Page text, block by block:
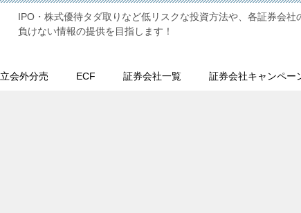
IPO・株式優待タダ取りなど低リスクな投資方法や、各証券会社
負けない情報の提供を目指します！
立会外分売 ECF 証券会社一覧 証券会社キャンペー